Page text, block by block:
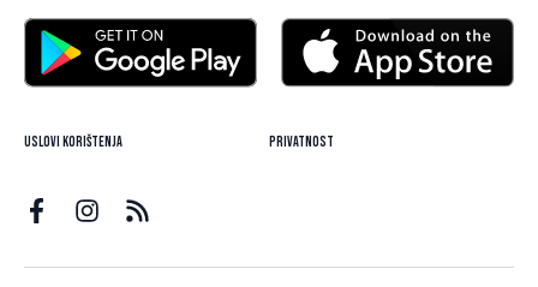
Uslovi korištenja Privatnost